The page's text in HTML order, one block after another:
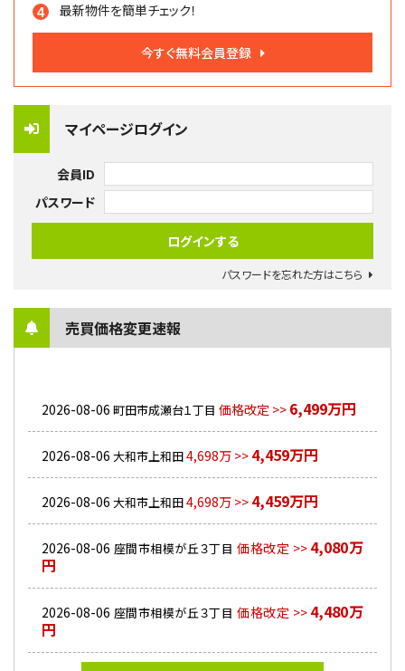
最新物件を簡単チェック！
今すぐ無料会員登録
マイページログイン
会員ID
パスワード
パスワードを忘れた方はこちら
売買価格変更速報
2026-08-06 町田市成瀬台１丁目 価格改定 >> 6,499万円
2026-08-06 大和市上和田4,698万 >> 4,459万円
2026-08-06 大和市上和田4,698万 >> 4,459万円
2026-08-06 座間市相模が丘３丁目 価格改定 >> 4,080万
円
2026-08-06 座間市相模が丘３丁目 価格改定 >> 4,480万
円